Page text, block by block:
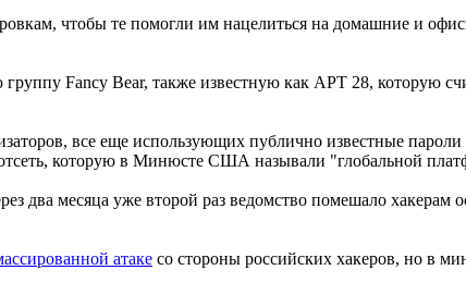
чтобы те помогли им нацелиться на домашние и
Fancy Bear, также известную как APT 28, которую
все еще использующих публично известные
которую в Минюсте США называли "глобальной
два месяца уже второй раз ведомство помешало хакерам
атаке со стороны российских хакеров, но в